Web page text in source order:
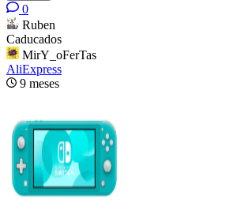
0
Ruben
Caducados
MirY_oFerTas
AliExpress
9 meses